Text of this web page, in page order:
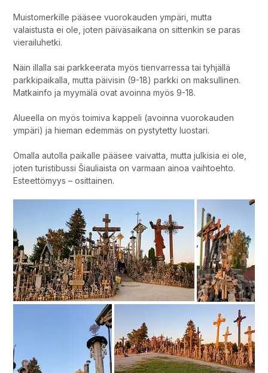
Muistomerkille pääsee vuorokauden ympäri, mutta
valaistusta ei ole, joten päiväsaikana on sittenkin se paras
vierailuhetki.
Näin illalla sai parkkeerata myös tienvarressa tai tyhjällä
parkkipaikalla, mutta päivisin (9-18) parkki on maksullinen.
Matkainfo ja myymälä ovat avoinna myös 9-18.
Alueella on myös toimiva kappeli (avoinna vuorokauden
ympäri) ja hieman edemmäs on pystytetty luostari.
Omalla autolla paikalle pääsee vaivatta, mutta julkisia ei ole,
joten turistibussi Šiauliaista on varmaan ainoa vaihtoehto.
Esteettömyys – osittainen.